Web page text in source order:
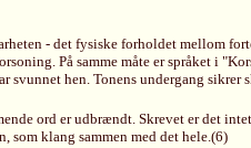
- det fysiske forholdet mellom
På samme måte er språket i
hen. Tonens undergang sikrer
ord er udbrændt. Skrevet er det
som klang sammen med det hele.(6)